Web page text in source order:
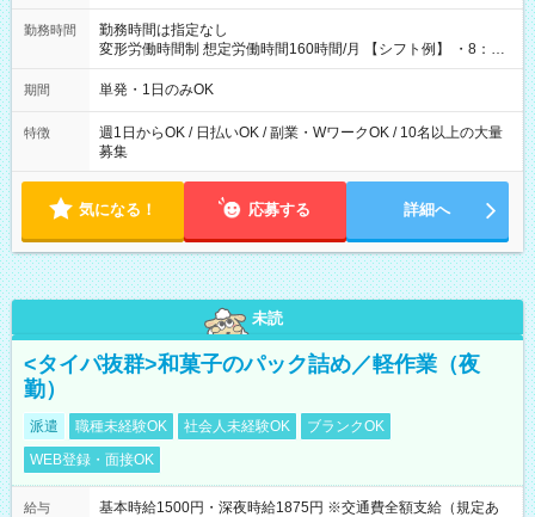
勤務時間
勤務時間は指定なし
変形労働時間制 想定労働時間160時間/月 【シフト例】 ・8：00
～21：00
期間 単発・1日のみOK
特徴
週1日からOK / 日払いOK / 副業・WワークOK / 10名以上の大量
募集
気になる！ 応募する 詳細へ
未読
<タイパ抜群>和菓子のパック詰め／軽作業（夜
勤）
派遣 職種未経験OK 社会人未経験OK
ブランクOK
WEB登録・面接OK
給与
基本時給1500円・深夜時給1875円 ※交通費全額支給（規定あ